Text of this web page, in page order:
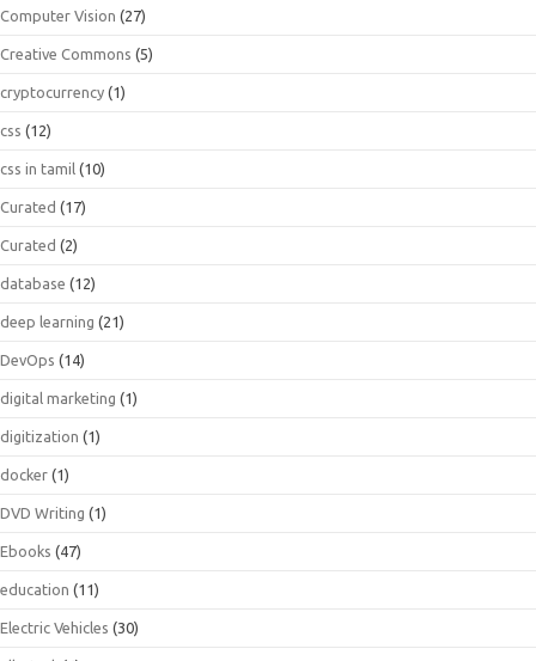
Computer Vision (27)
Creative Commons (5)
cryptocurrency (1)
css (12)
css in tamil (10)
Curated (17)
Curated (2)
database (12)
deep learning (21)
DevOps (14)
digital marketing (1)
digitization (1)
docker (1)
DVD Writing (1)
Ebooks (47)
education (11)
Electric Vehicles (30)